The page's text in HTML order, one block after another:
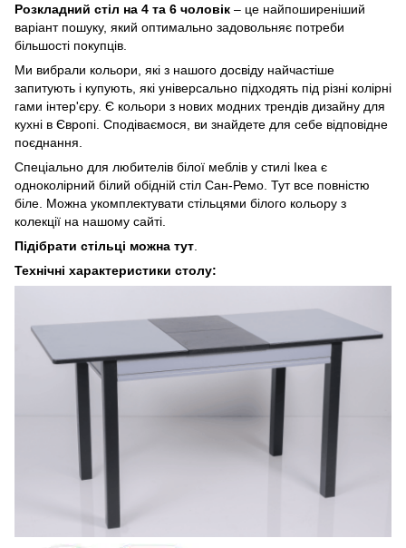
Розкладний стіл на 4 та 6 чоловік – це найпоширеніший
варіант пошуку, який оптимально задовольняє потреби
більшості покупців.
Ми вибрали кольори, які з нашого досвіду найчастіше
запитують і купують, які універсально підходять під різні колірні
гами інтер'єру. Є кольори з нових модних трендів дизайну для
кухні в Європі. Сподіваємося, ви знайдете для себе відповідне
поєднання.
Спеціально для любителів білої меблів у стилі Ікеа є
одноколірний білий обідній стіл Сан-Ремо. Тут все повністю
біле. Можна укомплектувати стільцями білого кольору з
колекції на нашому сайті.
Підібрати стільці можна тут
Технічні характеристики столу: